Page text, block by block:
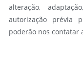
alteração,
autorização prévia
poderão nos contatar